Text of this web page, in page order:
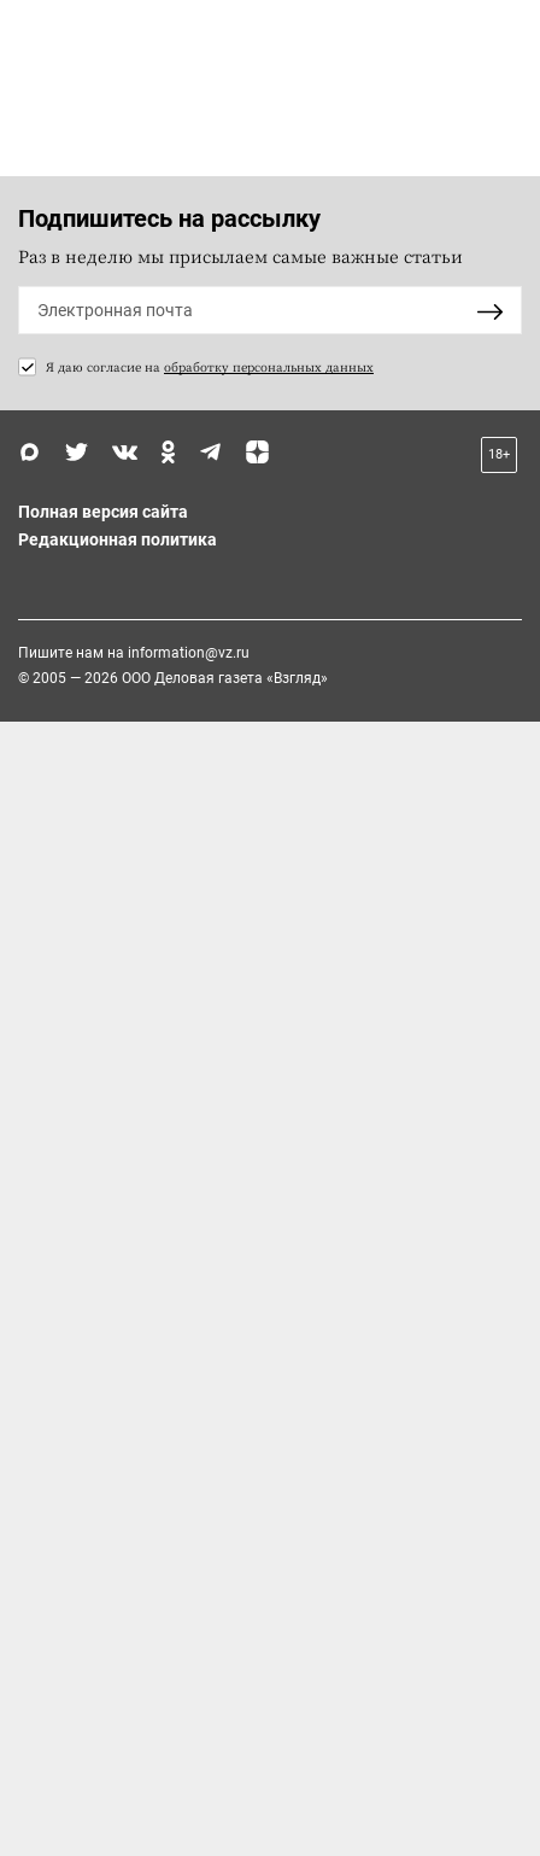
Подпишитесь на рассылку
Раз в неделю мы присылаем самые важные статьи
Я даю согласие на обработку персональных данных
18+
Полная версия сайта
Редакционная политика
Пишите нам на information@vz.ru
© 2005 — 2026 ООО Деловая газета «Взгляд»